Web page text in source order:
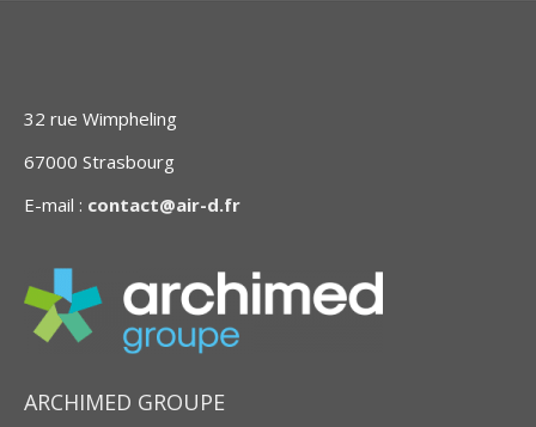
32 rue Wimpheling
67000 Strasbourg
E-mail : contact@air-d.fr
ARCHIMED GROUPE